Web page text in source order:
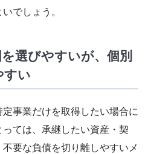
でしょう。
選びやすいが、個別
すい
事業だけを取得したい場合に
ては、承継したい資産・契
要な負債を切り離しやすいメ